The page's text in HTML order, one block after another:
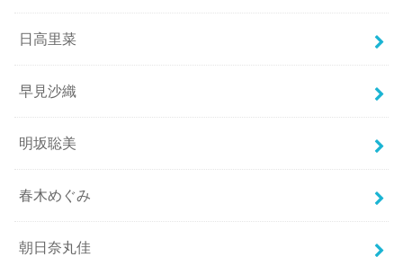
日高里菜
早見沙織
明坂聡美
春木めぐみ
朝日奈丸佳